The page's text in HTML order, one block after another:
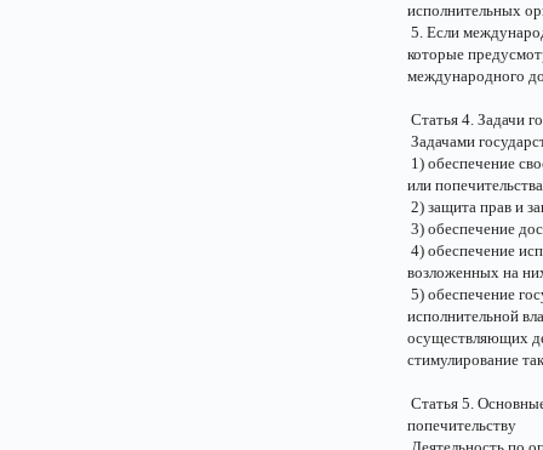
исполнительных
5. Если
которые
международного
Статья 4. Задачи
Задачами
1) обеспечение
или
2) защита прав и
3) обеспечение
4) обеспечение
возложенных на
5) обеспечение
исполнительной
осуществляющих
стимулирование
Статья 5.
попечительству